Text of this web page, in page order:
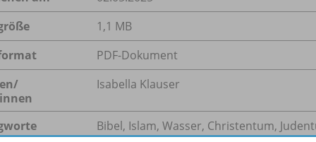
1,1 MB
PDF-Dokument
Isabella Klauser
Bibel, Islam, Wasser, Christentum,